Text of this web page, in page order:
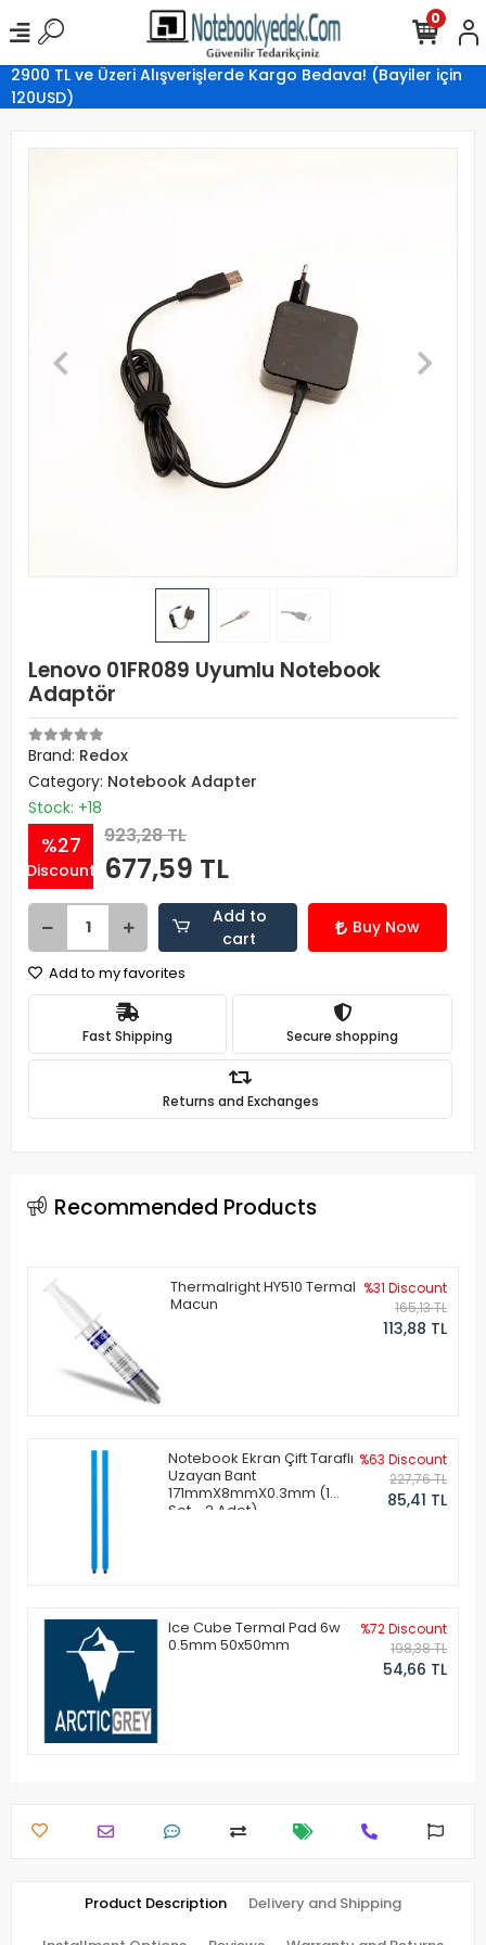
2900 TL ve Üzeri Alışverişlerde Kargo Bedava! (Bayiler için
120USD)
0
Lenovo 01FR089 Uyumlu Notebook
Adaptör
Brand: Redox
Category: Notebook Adapter
Stock: +18
%27
Discount
923,28 TL
677,59 TL
Add to
cart
Buy Now
Add to my favorites
Fast Shipping Secure shopping
Returns and Exchanges
Recommended Products
Thermalright HY510 Termal
Macun
%31 Discount
165,13 TL
113,88 TL
Notebook Ekran Çift Taraflı
Uzayan Bant
171mmX8mmX0.3mm (1
Set - 2 Adet)
%63 Discount
227,76 TL
85,41 TL
Ice Cube Termal Pad 6w
0.5mm 50x50mm
%72 Discount
198,38 TL
54,66 TL
Product Description Delivery and Shipping